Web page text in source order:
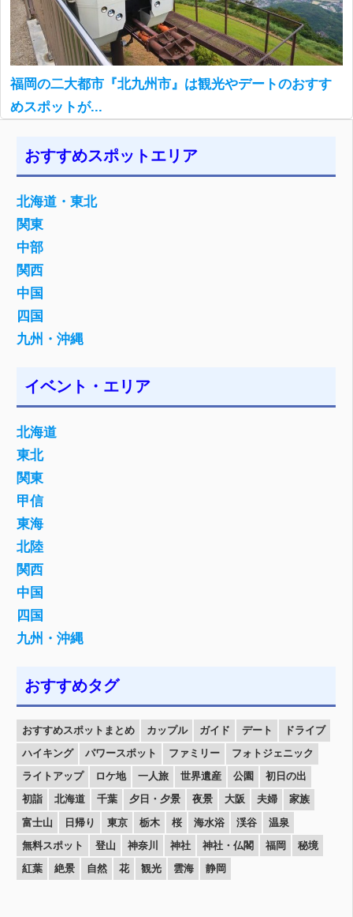
福岡の二大都市『北九州市』は観光やデートのおすす
めスポットが...
おすすめスポットエリア
北海道・東北
関東
中部
関西
中国
四国
九州・沖縄
イベント・エリア
北海道
東北
関東
甲信
東海
北陸
関西
中国
四国
九州・沖縄
おすすめタグ
おすすめスポットまとめ カップル ガイド デート
ドライブ
ハイキング
パワースポット ファミリー
フォトジェニック
ライトアップ
ロケ地 一人旅 世界遺産 公園
初日の出
初詣
北海道 千葉 夕日・夕景 夜景 大阪 夫婦
家族
富士山
日帰り 東京 栃木 桜 海水浴 渓谷
温泉
無料スポット
登山 神奈川 神社 神社・仏閣 福岡
秘境
紅葉
絶景 自然 花 観光 雲海 静岡